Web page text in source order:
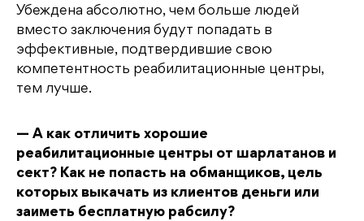
Убеждена абсолютно, чем больше людей
вместо заключения будут попадать в
эффективные, подтвердившие свою
компетентность реабилитационные центры,
тем лучше.
— А как отличить хорошие
реабилитационные центры от шарлатанов и
сект? Как не попасть на обманщиков, цель
которых выкачать из клиентов деньги или
заиметь бесплатную рабсилу?